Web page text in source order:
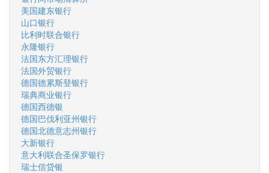
美国建东银行
山口银行
比利时联合银行
永隆银行
法国东方汇理银行
法国外贸银行
德国德累斯登银行
瑞典商业银行
德国西德银
德国巴伐利亚州银行
德国北德意志州银行
大新银行
意大利联合圣保罗银行
瑞士信贷银